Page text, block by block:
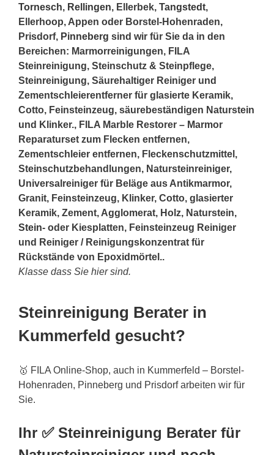
Tornesch, Rellingen, Ellerbek, Tangstedt,
Ellerhoop, Appen oder Borstel-Hohenraden,
Prisdorf, Pinneberg sind wir für Sie da in den
Bereichen: Marmorreinigungen, FILA
Steinreinigung, Steinschutz & Steinpflege,
Steinreinigung, Säurehaltiger Reiniger und
Zementschleierentferner für glasierte Keramik,
Cotto, Feinsteinzeug, säurebeständigen Naturstein
und Klinker., FILA Marble Restorer – Marmor
Reparaturset zum Flecken entfernen,
Zementschleier entfernen, Fleckenschutzmittel,
Steinschutzbehandlungen, Natursteinreiniger,
Universalreiniger für Beläge aus Antikmarmor,
Granit, Feinsteinzeug, Klinker, Cotto, glasierter
Keramik, Zement, Agglomerat, Holz, Naturstein,
Stein- oder Kiesplatten, Feinsteinzeug Reiniger
und Reiniger / Reinigungskonzentrat für
Rückstände von Epoxidmörtel..
Klasse dass Sie hier sind.
Steinreinigung Berater in
Kummerfeld gesucht?
🥇 FILA Online-Shop, auch in Kummerfeld – Borstel-
Hohenraden, Pinneberg und Prisdorf arbeiten wir für
Sie.
Ihr ✅ Steinreinigung Berater für